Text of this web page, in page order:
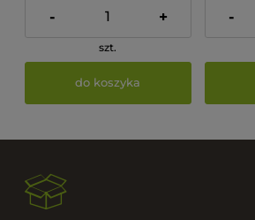
- +
szt.
do koszyka
-